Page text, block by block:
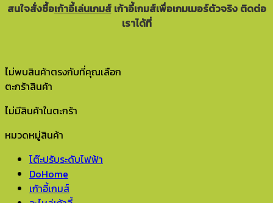
สนใจสั่งซื้อเก้าอี้เล่นเกมส์เก้าอี้เกมส์เพื่อเกมเมอร์ตัวจริง ติดต่อ
เราได้ที่
ไม่พบสินค้าตรงกับที่คุณเลือก
ตะกร้าสินค้า
ไม่มีสินค้าในตะกร้า
หมวดหมู่สินค้า
โต๊ะปรับระดับไฟฟ้า
DoHome
เก้าอี้เกมส์